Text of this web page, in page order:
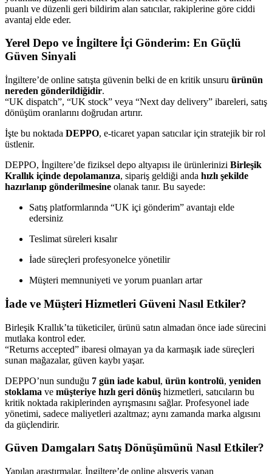
puanlı ve düzenli geri bildirim alan satıcılar, rakiplerine göre ciddi
avantaj elde eder.
Yerel Depo ve İngiltere İçi Gönderim: En Güçlü
Güven Sinyali
İngiltere’de online satışta güvenin belki de en kritik unsuru ürünün
nereden gönderildiğidir.
“UK dispatch”, “UK stock” veya “Next day delivery” ibareleri, satış
dönüşüm oranlarını doğrudan artırır.
İşte bu noktada DEPPO, e-ticaret yapan satıcılar için stratejik bir rol
üstlenir.
DEPPO, İngiltere’de fiziksel depo altyapısı ile ürünlerinizi Birleşik
Krallık içinde depolamanıza, sipariş geldiği anda hızlı şekilde
hazırlanıp gönderilmesine olanak tanır. Bu sayede:
Satış platformlarında “UK içi gönderim” avantajı elde
edersiniz
Teslimat süreleri kısalır
İade süreçleri profesyonelce yönetilir
Müşteri memnuniyeti ve yorum puanları artar
İade ve Müşteri Hizmetleri Güveni Nasıl Etkiler?
Birleşik Krallık’ta tüketiciler, ürünü satın almadan önce iade sürecini
mutlaka kontrol eder.
“Returns accepted” ibaresi olmayan ya da karmaşık iade süreçleri
sunan mağazalar, güven kaybı yaşar.
DEPPO’nun sunduğu 7 gün iade kabul, ürün kontrolü, yeniden
stoklama ve müşteriye hızlı geri dönüş hizmetleri, satıcıların bu
kritik noktada rakiplerinden ayrışmasını sağlar. Profesyonel iade
yönetimi, sadece maliyetleri azaltmaz; aynı zamanda marka algısını
da güçlendirir.
Güven Damgaları Satış Dönüşümünü Nasıl Etkiler?
Yapılan araştırmalar, İngiltere’de online alışveriş yapan